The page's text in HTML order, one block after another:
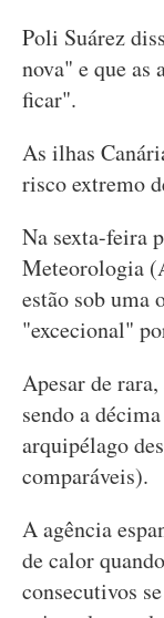
Poli Suárez
nova" e que as
ficar".
As ilhas
risco extremo
Na sexta-feira
Meteorologia
estão sob uma
"excecional"
Apesar de
sendo a
arquipélago
comparáveis).
A agência
de calor
consecutivos